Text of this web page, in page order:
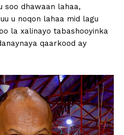
soo dhawaan lahaa,
u noqon lahaa mid lagu
la xalinayo tabashooyinka
qaarkood ay